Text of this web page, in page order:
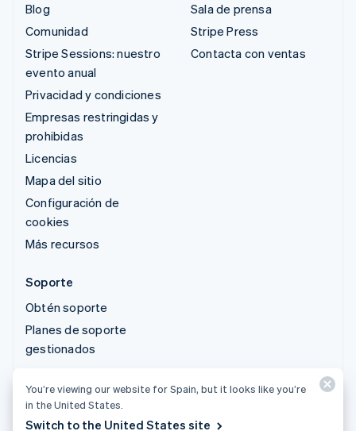
Blog
Comunidad
Stripe Sessions: nuestro
evento anual
Privacidad y condiciones
Empresas restringidas y
prohibidas
Licencias
Mapa del sitio
Configuración de
cookies
Más recursos
Sala de prensa
Stripe Press
Contacta con ventas
Soporte
Obtén soporte
Planes de soporte
gestionados
© 2026 Stripe, LLC
You’re viewing our website for Spain, but it looks like you’re
in the United States.
Switch to the United States site